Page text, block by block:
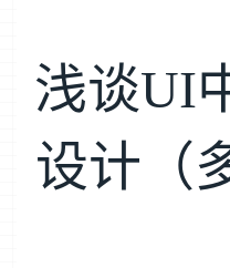
浅谈UI
设计（